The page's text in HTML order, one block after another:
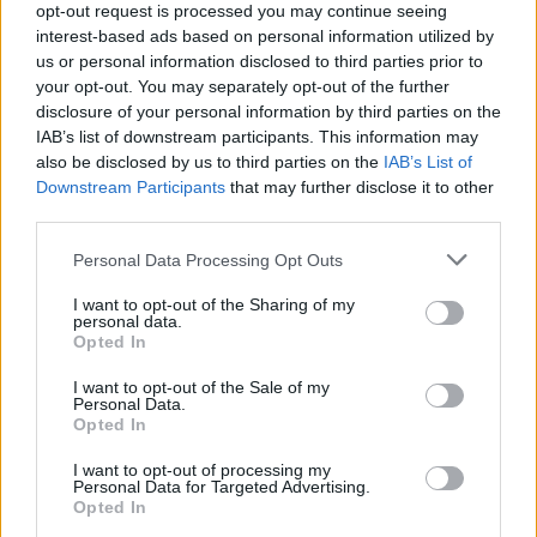
opt-out request is processed you may continue seeing
interest-based ads based on personal information utilized by
us or personal information disclosed to third parties prior to
your opt-out. You may separately opt-out of the further
disclosure of your personal information by third parties on the
IAB’s list of downstream participants. This information may
also be disclosed by us to third parties on the IAB’s List of
Downstream Participants that may further disclose it to other
Personal Data Processing Opt Outs
I want to opt-out of the Sharing of my
personal data.
Opted In
I want to opt-out of the Sale of my
Personal Data.
Opted In
I want to opt-out of processing my
Personal Data for Targeted Advertising.
Opted In
ΤοZeroWaste, δεν είναι απλώς ένα
περιβαλλοντικό κίνημα. Είναι μια πρακτική λύση
για τη δημιουργία πιο βιώσιμων κοινωνιών,
μειώνοντας τα απόβλητα, προστατεύοντας το
περιβάλλον και εξοικονομώντας πόρους.
στερεών αποβλήτων, έχουν τη δύναμη και την
ευθύνη να ηγηθούν αυτής της αλλαγής.
Ευχαριστώ πολύ για την προσοχή σας. Ανυπομονώ
να συζητήσουμε ιδέες και προτάσεις που θα μας
οδηγήσουν πιο κοντά σε ένα κόσμο χωρίς
Δείτε περισσότερα άρθρα μας στα αποτελέσματα